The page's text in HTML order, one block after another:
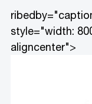
style="width:
aligncenter">